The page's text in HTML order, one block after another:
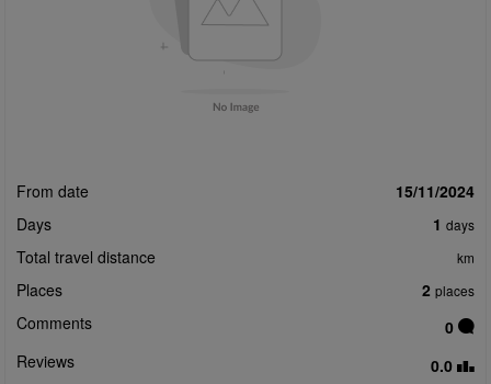
From date
15/11/2024
Days
1 days
Total travel distance km
Places 2 places
Comments
0
Reviews
0.0